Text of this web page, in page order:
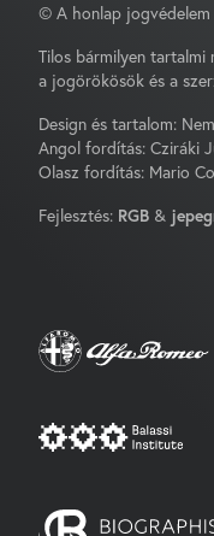
© A honlap jogvédelem
Tilos bármilyen tartalmi
a jogörökösök és a
Design és tartalom:
Angol fordítás: Cziráki
Olasz fordítás: Mario
Fejlesztés: RGB &